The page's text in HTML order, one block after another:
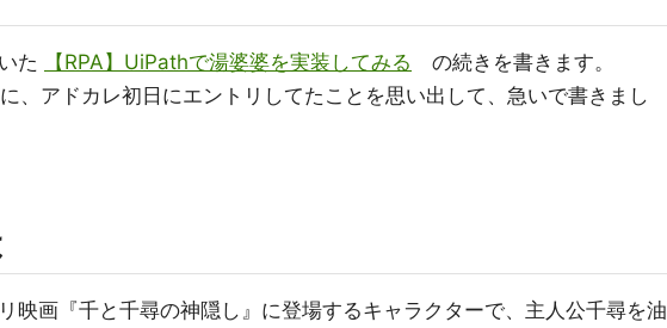
た 【RPA】UiPathで湯婆婆を実装してみる の続きを書きます。
、アドカレ初日にエントリしてたことを思い出して、急いで書きまし
映画『千と千尋の神隠し』に登場するキャラクターで、主人公千尋を油